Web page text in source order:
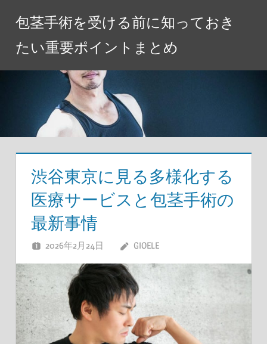
包茎手術を受ける前に知っておき
たい重要ポイントまとめ
渋谷東京に見る多様化する
医療サービスと包茎手術の
最新事情
2026年2月24日 GIOELE